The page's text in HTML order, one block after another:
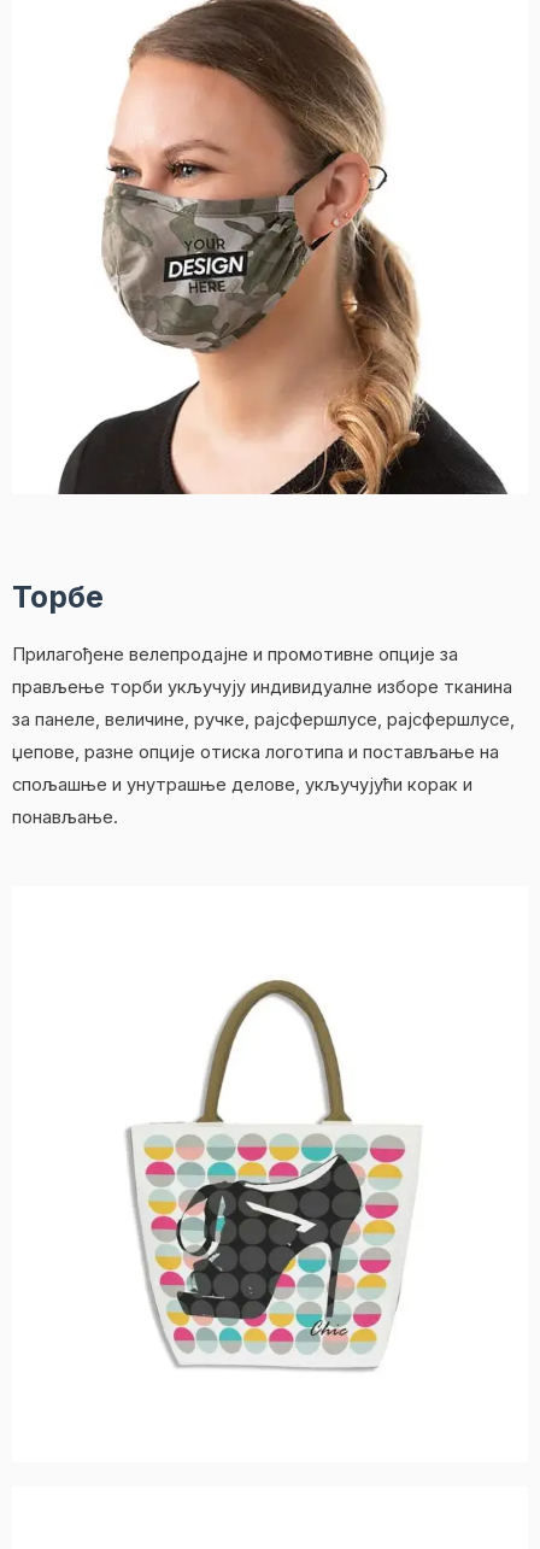
Торбе
Прилагођене велепродајне и промотивне опције за
прављење торби укључују индивидуалне изборе тканина
за панеле, величине, ручке, рајсфершлусе, рајсфершлусе,
џепове, разне опције отиска логотипа и постављање на
спољашње и унутрашње делове, укључујући корак и
понављање.